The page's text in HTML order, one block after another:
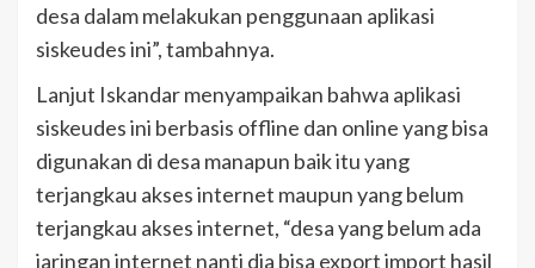
desa dalam melakukan penggunaan aplikasi
siskeudes ini”, tambahnya.
Lanjut Iskandar menyampaikan bahwa aplikasi
siskeudes ini berbasis offline dan online yang bisa
digunakan di desa manapun baik itu yang
terjangkau akses internet maupun yang belum
terjangkau akses internet, “desa yang belum ada
jaringan internet nanti dia bisa export import hasil